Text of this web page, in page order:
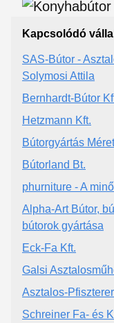
Kapcsolódó
SAS-Bútor -
Solymosi Attila
Bernhardt-Bútor
Hetzmann Kft.
Bútorgyártás
Bútorland Bt.
phurniture - A
Alpha-Art Bútor,
bútorok gyártása
Eck-Fa Kft.
Galsi
Asztalos-
Schreiner Fa- és